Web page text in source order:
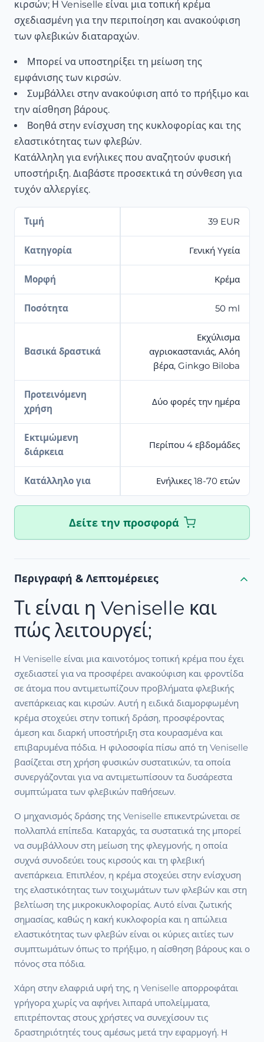
κιρσών; Η Veniselle είναι μια τοπική κρέμα
σχεδιασμένη για την περιποίηση και ανακούφιση
των φλεβικών διαταραχών.
Μπορεί να υποστηρίξει τη μείωση της
εμφάνισης των κιρσών.
Συμβάλλει στην ανακούφιση από το πρήξιμο και
την αίσθηση βάρους.
Βοηθά στην ενίσχυση της κυκλοφορίας και της
ελαστικότητας των φλεβών.
Κατάλληλη για ενήλικες που αναζητούν φυσική
υποστήριξη. Διαβάστε προσεκτικά τη σύνθεση για
τυχόν αλλεργίες.
Τιμή 39 EUR
Κατηγορία Γενική Υγεία
Μορφή Κρέμα
Ποσότητα 50 ml
Βασικά δραστικά
Εκχύλισμα
αγριοκαστανιάς, Αλόη
βέρα, Ginkgo Biloba
Προτεινόμενη
χρήση
Δύο φορές την ημέρα
Εκτιμώμενη
διάρκεια
Περίπου 4 εβδομάδες
Κατάλληλο για Ενήλικες 18-70 ετών
Δείτε την προσφορά
Περιγραφή & Λεπτομέρειες
Τι είναι η Veniselle και
πώς λειτουργεί;
Η Veniselle είναι μια καινοτόμος τοπική κρέμα που έχει
σχεδιαστεί για να προσφέρει ανακούφιση και φροντίδα
σε άτομα που αντιμετωπίζουν προβλήματα φλεβικής
ανεπάρκειας και κιρσών. Αυτή η ειδικά διαμορφωμένη
κρέμα στοχεύει στην τοπική δράση, προσφέροντας
άμεση και διαρκή υποστήριξη στα κουρασμένα και
επιβαρυμένα πόδια. Η φιλοσοφία πίσω από τη Veniselle
βασίζεται στη χρήση φυσικών συστατικών, τα οποία
συνεργάζονται για να αντιμετωπίσουν τα δυσάρεστα
συμπτώματα των φλεβικών παθήσεων.
Ο μηχανισμός δράσης της Veniselle επικεντρώνεται σε
πολλαπλά επίπεδα. Καταρχάς, τα συστατικά της μπορεί
να συμβάλλουν στη μείωση της φλεγμονής, η οποία
συχνά συνοδεύει τους κιρσούς και τη φλεβική
ανεπάρκεια. Επιπλέον, η κρέμα στοχεύει στην ενίσχυση
της ελαστικότητας των τοιχωμάτων των φλεβών και στη
βελτίωση της μικροκυκλοφορίας. Αυτό είναι ζωτικής
σημασίας, καθώς η κακή κυκλοφορία και η απώλεια
ελαστικότητας των φλεβών είναι οι κύριες αιτίες των
συμπτωμάτων όπως το πρήξιμο, η αίσθηση βάρους και ο
πόνος στα πόδια.
Χάρη στην ελαφριά υφή της, η Veniselle απορροφάται
γρήγορα χωρίς να αφήνει λιπαρά υπολείμματα,
επιτρέποντας στους χρήστες να συνεχίσουν τις
δραστηριότητές τους αμέσως μετά την εφαρμογή. Η